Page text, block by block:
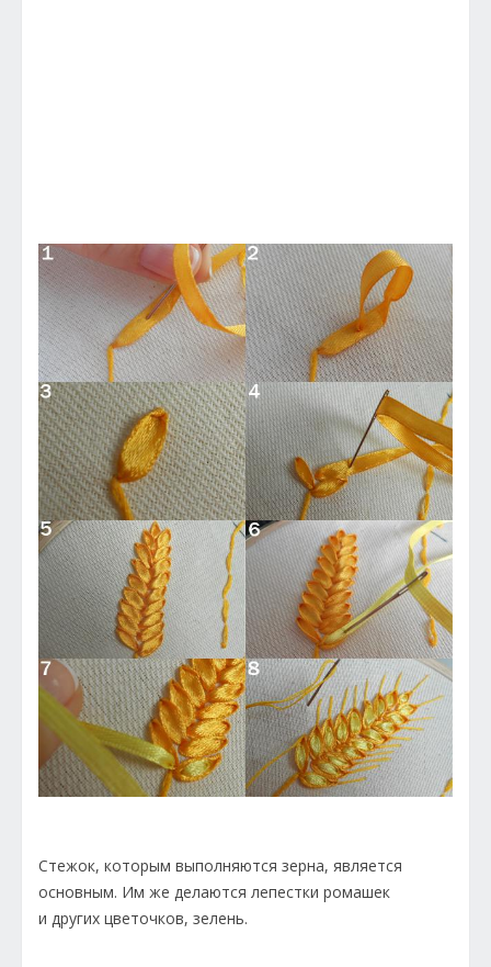
Стежок, которым выполняются зерна, является
основным. Им же делаются лепестки ромашек
и других цветочков, зелень.